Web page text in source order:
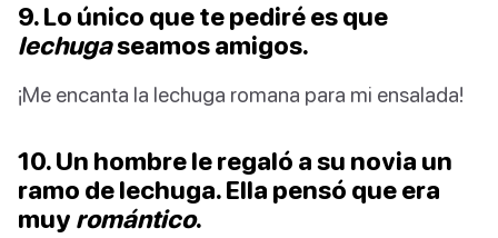
9. Lo único que te pediré es que
lechugaseamos amigos.
¡Me encanta la lechuga romana para mi ensalada!
10. Un hombre le regaló a su novia un
ramo de lechuga. Ella pensó que era
muy romántico.